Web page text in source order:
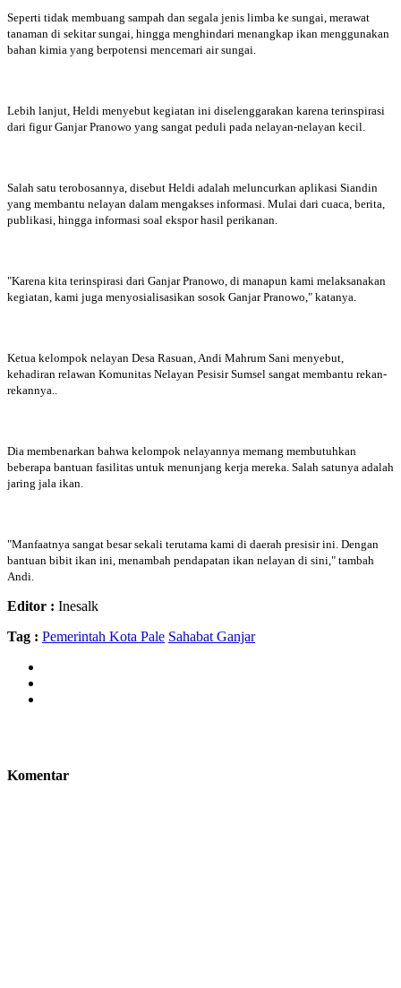
Seperti tidak membuang sampah dan segala jenis limba ke sungai, merawat
tanaman di sekitar sungai, hingga menghindari menangkap ikan menggunakan
bahan kimia yang berpotensi mencemari air sungai.
Lebih lanjut, Heldi menyebut kegiatan ini diselenggarakan karena terinspirasi
dari figur Ganjar Pranowo yang sangat peduli pada nelayan-nelayan kecil.
Salah satu terobosannya, disebut Heldi adalah meluncurkan aplikasi Siandin
yang membantu nelayan dalam mengakses informasi. Mulai dari cuaca, berita,
publikasi, hingga informasi soal ekspor hasil perikanan.
"Karena kita terinspirasi dari Ganjar Pranowo, di manapun kami melaksanakan
kegiatan, kami juga menyosialisasikan sosok Ganjar Pranowo," katanya.
Ketua kelompok nelayan Desa Rasuan, Andi Mahrum Sani menyebut,
kehadiran relawan Komunitas Nelayan Pesisir Sumsel sangat membantu rekan-
rekannya..
Dia membenarkan bahwa kelompok nelayannya memang membutuhkan
beberapa bantuan fasilitas untuk menunjang kerja mereka. Salah satunya adalah
jaring jala ikan.
"Manfaatnya sangat besar sekali terutama kami di daerah presisir ini. Dengan
bantuan bibit ikan ini, menambah pendapatan ikan nelayan di sini," tambah
Andi.
Editor : Inesalk
Tag : Pemerintah Kota Pale Sahabat Ganjar
Komentar